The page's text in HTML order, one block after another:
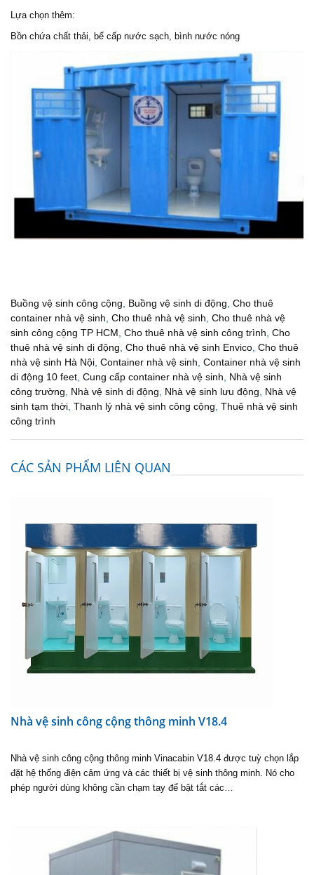
Lựa chọn thêm:
Bồn chứa chất thải, bể cấp nước sạch, bình nước nóng
Buồng vệ sinh công cộng Buồng vệ sinh di động Cho thuê
container nhà vệ sinh Cho thuê nhà vệ sinh Cho thuê nhà vệ
sinh công cộng TP HCM Cho thuê nhà vệ sinh công trình Cho
thuê nhà vệ sinh di động Cho thuê nhà vệ sinh Envico Cho thuê
nhà vệ sinh Hà Nội Container nhà vệ sinh Container nhà vệ sinh
di động 10 feet Cung cấp container nhà vệ sinh
Nhà vệ sinh
công trường
Nhà vệ sinh di động Nhà vệ sinh lưu động
Nhà vệ
sinh tạm thời Thanh lý nhà vệ sinh công cộng Thuê nhà vệ sinh
công trình
CÁC SẢN PHẨM LIÊN QUAN
Nhà vệ sinh công cộng thông minh V18.4
Nhà vệ sinh công cộng thông minh Vinacabin V18.4 được tuỳ chọn lắp
đặt hệ thống điện cảm ứng và các thiết bị vệ sinh thông minh. Nó cho
phép người dùng không cần chạm tay để bật tắt các…